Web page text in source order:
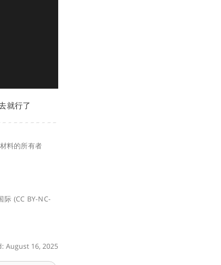
就行了
料的所有者
(CC BY-NC-
August 16, 2025